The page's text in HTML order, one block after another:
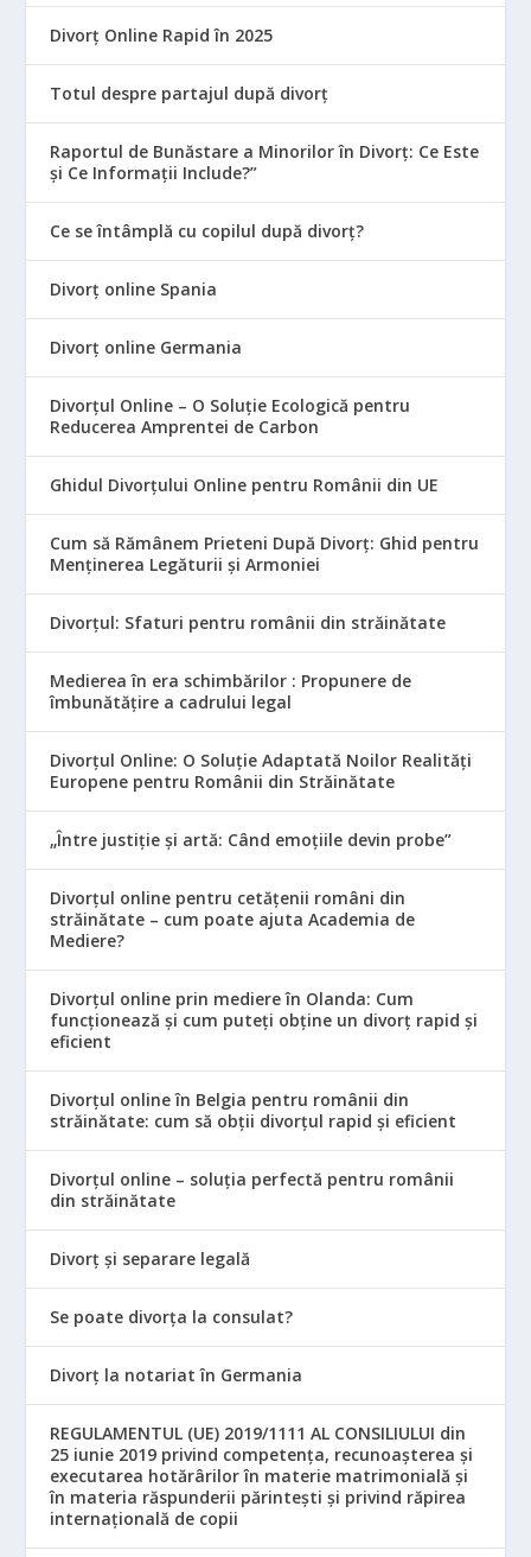
Divorț Online Rapid în 2025
Totul despre partajul după divorț
Raportul de Bunăstare a Minorilor în Divorț: Ce Este
și Ce Informații Include?”
Ce se întâmplă cu copilul după divorț?
Divorț online Spania
Divorț online Germania
Divorțul Online – O Soluție Ecologică pentru
Reducerea Amprentei de Carbon
Ghidul Divorțului Online pentru Românii din UE
Cum să Rămânem Prieteni După Divorț: Ghid pentru
Menținerea Legăturii și Armoniei
Divorțul: Sfaturi pentru românii din străinătate
Medierea în era schimbărilor : Propunere de
îmbunătățire a cadrului legal
Divorțul Online: O Soluție Adaptată Noilor Realități
Europene pentru Românii din Străinătate
„Între justiție și artă: Când emoțiile devin probe”
Divorțul online pentru cetățenii români din
străinătate – cum poate ajuta Academia de
Mediere?
Divorțul online prin mediere în Olanda: Cum
funcționează și cum puteți obține un divorț rapid și
eficient
Divorțul online în Belgia pentru românii din
străinătate: cum să obții divorțul rapid și eficient
Divorțul online – soluția perfectă pentru românii
din străinătate
Divorț și separare legală
Se poate divorța la consulat?
Divorț la notariat în Germania
REGULAMENTUL (UE) 2019/1111 AL CONSILIULUI din
25 iunie 2019 privind competența, recunoașterea și
executarea hotărârilor în materie matrimonială și
în materia răspunderii părintești și privind răpirea
internațională de copii